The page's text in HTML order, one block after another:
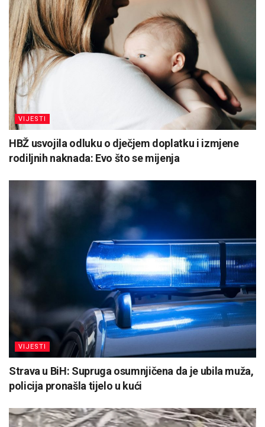
VIJESTI
HBŽ usvojila odluku o dječjem doplatku i izmjene
rodiljnih naknada: Evo što se mijenja
VIJESTI
Strava u BiH: Supruga osumnjičena da je ubila muža,
policija pronašla tijelo u kući